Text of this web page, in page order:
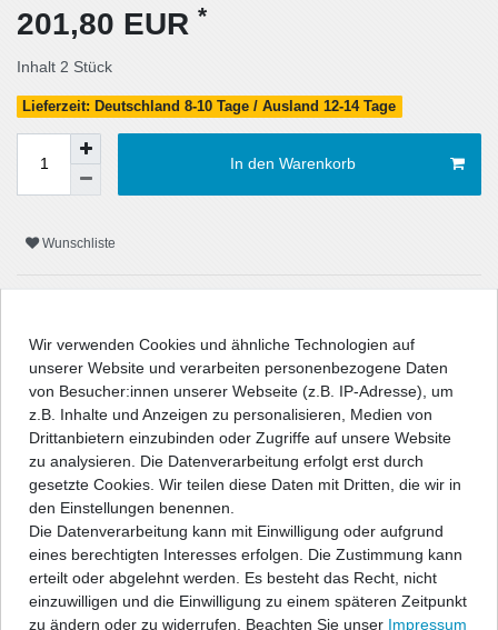
201,80 EUR *
Inhalt 2 Stück
Lieferzeit: Deutschland 8-10 Tage / Ausland 12-14 Tage
In den Warenkorb
Wunschliste
Beschreibung
Technische Daten
Angaben Produktsicherheit
Wir verwenden Cookies und ähnliche Technologien auf
unserer Website und verarbeiten personenbezogene Daten
von Besucher:innen unserer Webseite (z.B. IP-Adresse), um
z.B. Inhalte und Anzeigen zu personalisieren, Medien von
Drittanbietern einzubinden oder Zugriffe auf unsere Website
zu analysieren. Die Datenverarbeitung erfolgt erst durch
gesetzte Cookies. Wir teilen diese Daten mit Dritten, die wir in
den Einstellungen benennen.
Die Datenverarbeitung kann mit Einwilligung oder aufgrund
eines berechtigten Interesses erfolgen. Die Zustimmung kann
erteilt oder abgelehnt werden. Es besteht das Recht, nicht
einzuwilligen und die Einwilligung zu einem späteren Zeitpunkt
zu ändern oder zu widerrufen. Beachten Sie unser Impressum